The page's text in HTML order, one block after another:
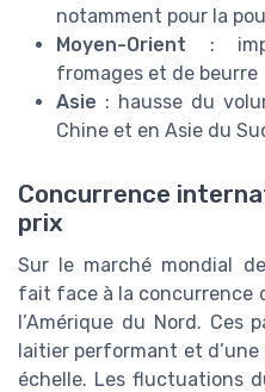
notamment pour la
Moyen-Orient :
fromages et de beurre
Asie : hausse du
Chine et en Asie du
Concurrence
prix
Sur le marché mondial
fait face à la concurrence
l’Amérique du Nord. Ces
laitier performant et
échelle. Les fluctuations